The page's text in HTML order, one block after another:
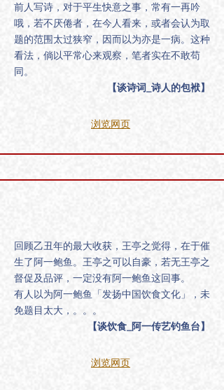
前人写诗，对于平生快意之事，常有一再吟
哦，若不厌倦者，在今人看来，或者会认为取
题的范围太过狭窄，因而以为亦是一病。这种
看法，倘以平常心来观察，笔者实在不敢苟
同。
【谈诗词_诗人的包袱】
浏览网页
回顾乙丑年的最大收获，王亭之觉得，在于催
生了阿一鲍鱼。王亭之可以自豪，若无王亭之
督促及品评，一定没有阿一鲍鱼这回事。
有人以为阿一鲍鱼「发扬中国饮食文化」，未
免题目太大，。。。
【谈饮食_阿一传艺钓鱼台】
浏览网页